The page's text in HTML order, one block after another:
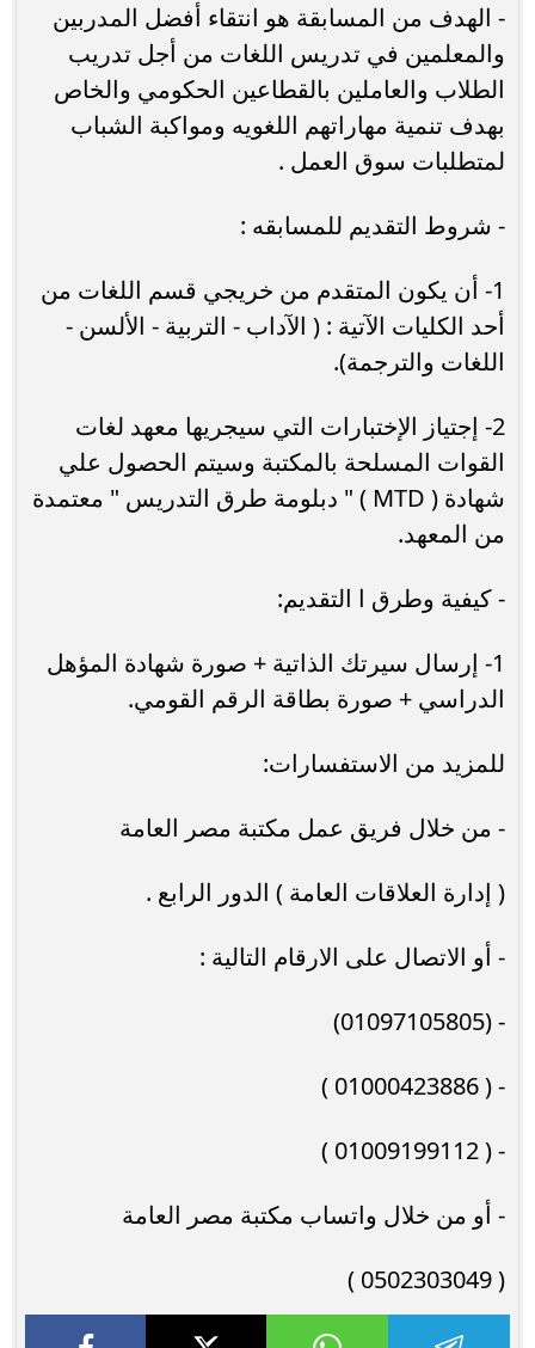
- الهدف من المسابقة هو انتقاء أفضل المدربين
والمعلمين في تدريس اللغات من أجل تدريب
الطلاب والعاملين بالقطاعين الحكومي والخاص
بهدف تنمية مهاراتهم اللغويه ومواكبة الشباب
لمتطلبات سوق العمل .
- شروط التقديم للمسابقه :
1- أن يكون المتقدم من خريجي قسم اللغات من
أحد الكليات الآتية : ( الآداب - التربية - الألسن -
اللغات والترجمة).
2- إجتياز الإختبارات التي سيجريها معهد لغات
القوات المسلحة بالمكتبة وسيتم الحصول علي
شهادة ( MTD ) " دبلومة طرق التدريس " معتمدة
من المعهد.
- كيفية وطرق ا التقديم:
1- إرسال سيرتك الذاتية + صورة شهادة المؤهل
الدراسي + صورة بطاقة الرقم القومي.
للمزيد من الاستفسارات:
- من خلال فريق عمل مكتبة مصر العامة
( إدارة العلاقات العامة ) الدور الرابع .
- أو الاتصال على الارقام التالية :
- (01097105805)
- ( 01000423886 )
- ( 01009199112 )
- أو من خلال واتساب مكتبة مصر العامة
( 0502303049 )